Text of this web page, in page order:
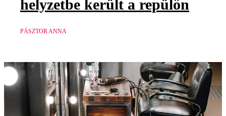
helyzetbe került a repülőn
PÁSZTOR ANNA